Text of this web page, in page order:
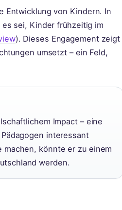
Entwicklung von Kindern. In
sei, Kinder frühzeitig im
). Dieses Engagement zeigt
umsetzt – ein Feld,
Impact – eine
interessant
machen, könnte er zu einem
werden.